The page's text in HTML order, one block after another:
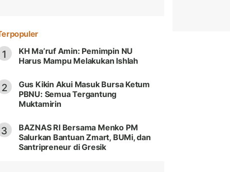
1
KH Ma’ruf Amin: Pemimpin NU
Harus Mampu Melakukan Ishlah
2
Gus Kikin Akui Masuk Bursa Ketum
PBNU: Semua Tergantung
Muktamirin
3
BAZNAS RI Bersama Menko PM
Salurkan Bantuan Zmart, BUMi, dan
Santripreneur di Gresik